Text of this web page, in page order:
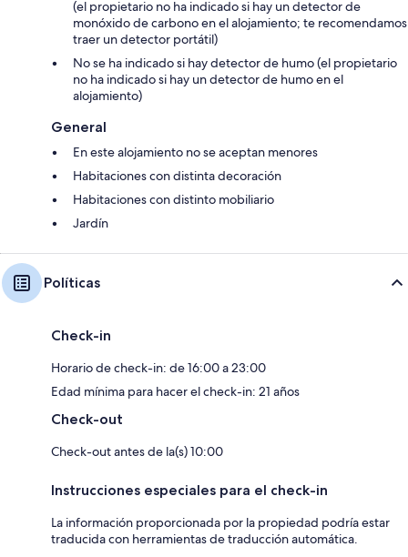
(el propietario no ha indicado si hay un detector de
monóxido de carbono en el alojamiento; te recomendamos
traer un detector portátil)
No se ha indicado si hay detector de humo (el propietario
no ha indicado si hay un detector de humo en el
alojamiento)
General
En este alojamiento no se aceptan menores
Habitaciones con distinta decoración
Habitaciones con distinto mobiliario
Jardín
Políticas
Check-in
Horario de check-in: de 16:00 a 23:00
Edad mínima para hacer el check-in: 21 años
Check-out
Check-out antes de la(s) 10:00
Instrucciones especiales para el check-in
La información proporcionada por la propiedad podría estar
traducida con herramientas de traducción automática.